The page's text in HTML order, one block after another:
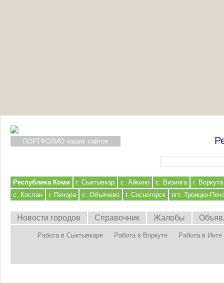
ПОРТФОЛИО наших сайтов
Республика Коми г. Сыктывкар с. Айкино с. Визинга
г. Воркута
с. Кослан
г. Печора с. Объячево г. Сосногорск пгт. Троицко-
Новости городов Справочник Жалобы
Работа в Сыктывкаре Работа в Воркуте Работа в Инте